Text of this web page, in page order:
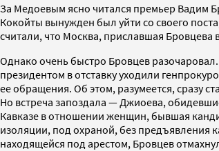
За Медоевым ясно читался премьер Вадим
Кокойты вынужден был уйти со своего
считали, что Москва, приславшая Бровцева
Однако очень быстро Бровцев
президентом в отставку уходили
ее обращения. Об этом, разумеется, сразу
Но встреча запоздала — Джиоева,
Кавказе в отношении женщин, бывшая
изоляции, под охраной, без предъявления
находящейся под арестом, Бровцев